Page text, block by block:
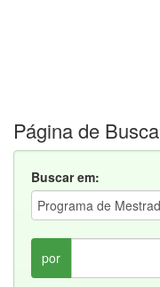
Página de Busca
Buscar em:
por